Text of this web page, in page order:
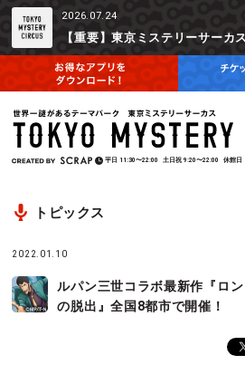
2026.07.24
平日 11:30〜22:00 土日祝 9:20〜22:00 休館日
トピックス
2022.01.10
ルパン三世コラボ最新作『ロ
の脱出』全国8都市で開催！